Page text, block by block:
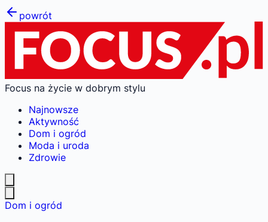
powrót
Focus na życie w dobrym stylu
Najnowsze
Aktywność
Dom i ogród
Moda i uroda
Zdrowie
Dom i ogród